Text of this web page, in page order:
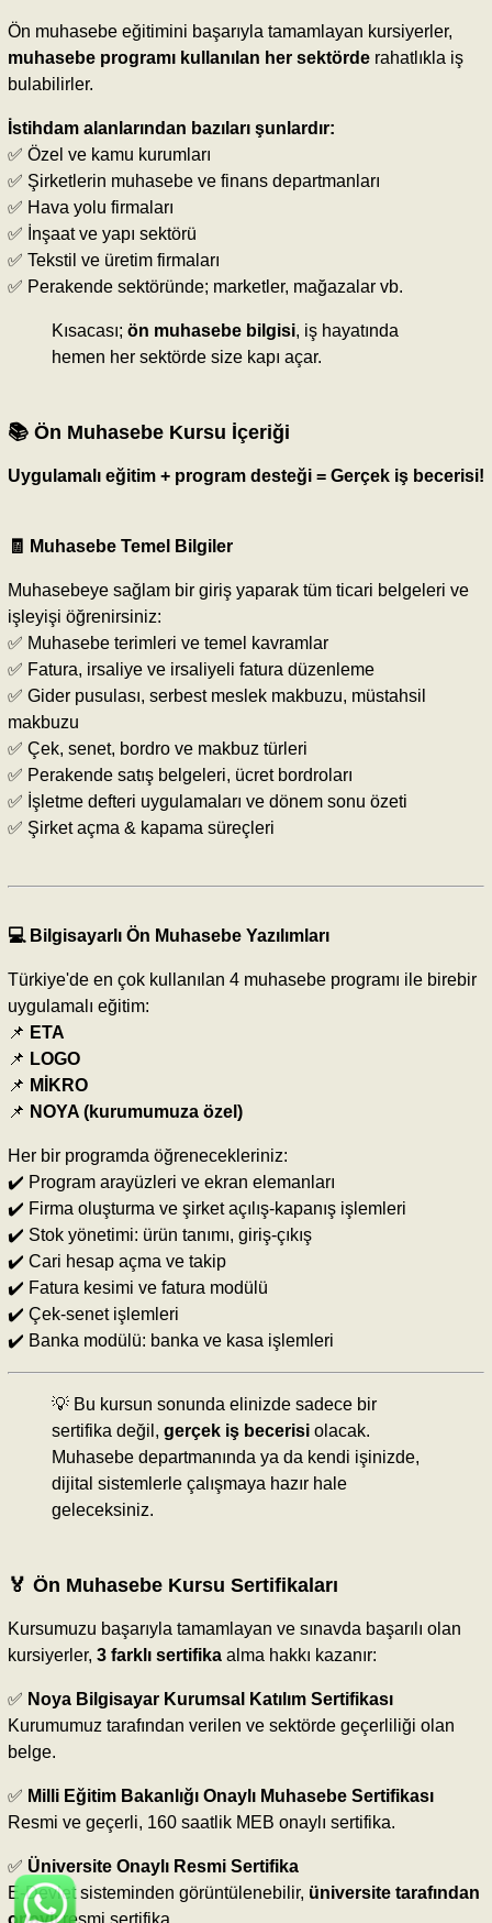
Ön muhasebe eğitimini başarıyla tamamlayan kursiyerler,
muhasebe programı kullanılan her sektörderahatlıkla iş
bulabilirler.
İstihdam alanlarından bazıları şunlardır:
✅ Özel ve kamu kurumları
✅ Şirketlerin muhasebe ve finans departmanları
✅ Hava yolu firmaları
✅ İnşaat ve yapı sektörü
✅ Tekstil ve üretim firmaları
✅ Perakende sektöründe; marketler, mağazalar vb.
Kısacası; ön muhasebe bilgisi, iş hayatında
hemen her sektörde size kapı açar.
📚 Ön Muhasebe Kursu İçeriği
Uygulamalı eğitim + program desteği = Gerçek iş becerisi!
🧾 Muhasebe Temel Bilgiler
Muhasebeye sağlam bir giriş yaparak tüm ticari belgeleri ve
işleyişi öğrenirsiniz:
✅ Muhasebe terimleri ve temel kavramlar
✅ Fatura, irsaliye ve irsaliyeli fatura düzenleme
✅ Gider pusulası, serbest meslek makbuzu, müstahsil
makbuzu
✅ Çek, senet, bordro ve makbuz türleri
✅ Perakende satış belgeleri, ücret bordroları
✅ İşletme defteri uygulamaları ve dönem sonu özeti
✅ Şirket açma & kapama süreçleri
💻 Bilgisayarlı Ön Muhasebe Yazılımları
Türkiye'de en çok kullanılan 4 muhasebe programı ile birebir
uygulamalı eğitim:
📌 ETA
📌 LOGO
📌 MİKRO
📌 NOYA (kurumumuza özel)
Her bir programda öğrenecekleriniz:
✔️ Program arayüzleri ve ekran elemanları
✔️ Firma oluşturma ve şirket açılış-kapanış işlemleri
✔️ Stok yönetimi: ürün tanımı, giriş-çıkış
✔️ Cari hesap açma ve takip
✔️ Fatura kesimi ve fatura modülü
✔️ Çek-senet işlemleri
✔️ Banka modülü: banka ve kasa işlemleri
💡 Bu kursun sonunda elinizde sadece bir
sertifika değil, gerçek iş becerisiolacak.
Muhasebe departmanında ya da kendi işinizde,
dijital sistemlerle çalışmaya hazır hale
geleceksiniz.
🏅 Ön Muhasebe Kursu Sertifikaları
Kursumuzu başarıyla tamamlayan ve sınavda başarılı olan
kursiyerler, 3 farklı sertifikaalma hakkı kazanır:
✅ Noya Bilgisayar Kurumsal Katılım Sertifikası
Kurumumuz tarafından verilen ve sektörde geçerliliği olan
belge.
✅ Milli Eğitim Bakanlığı Onaylı Muhasebe Sertifikası
Resmi ve geçerli, 160 saatlik MEB onaylı sertifika.
✅ Üniversite Onaylı Resmi Sertifika
E-Devlet sisteminden görüntülenebilir, üniversite tarafından
onaylıresmi sertifika.